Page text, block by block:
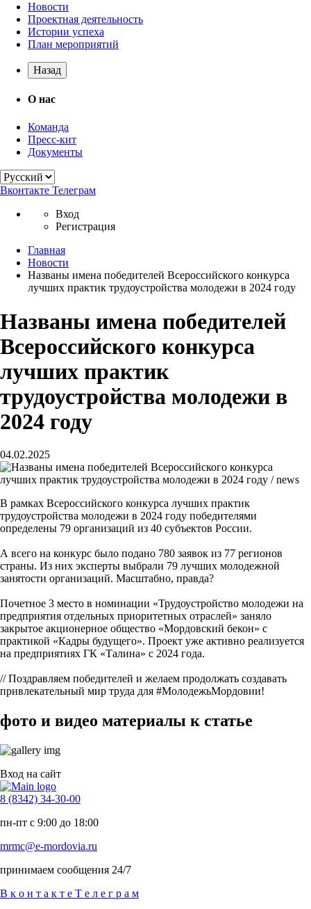
Новости
Проектная деятельность
Истории успеха
План мероприятий
Назад
О нас
Команда
Пресс-кит
Документы
Вконтакте Телеграм
Вход
Регистрация
Главная
Новости
Названы имена победителей Всероссийского конкурса
лучших практик трудоустройства молодежи в 2024 году
Названы имена победителей
Всероссийского конкурса
лучших практик
трудоустройства молодежи в
2024 году
04.02.2025
В рамках Всероссийского конкурса лучших практик
трудоустройства молодежи в 2024 году победителями
определены 79 организаций из 40 субъектов России.
А всего на конкурс было подано 780 заявок из 77 регионов
страны. Из них эксперты выбрали 79 лучших молодежной
занятости организаций. Масштабно, правда?
Почетное 3 место в номинации «Трудоустройство молодежи на
предприятия отдельных приоритетных отраслей» заняло
закрытое акционерное общество «Мордовский бекон» с
практикой «Кадры будущего». Проект уже активно реализуется
на предприятиях ГК «Талина» с 2024 года.
// Поздравляем победителей и желаем продолжать создавать
привлекательный мир труда для #МолодежьМордовии!
фото и видео материалы к статье
Вход на сайт
8 (8342) 34-30-00
пн-пт с 9:00 до 18:00
mrmc@e-mordovia.ru
принимаем сообщения 24/7
В к о н т а к т е Т е л е г р а м